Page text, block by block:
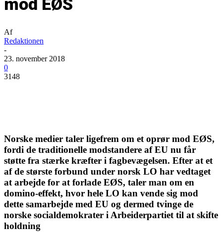
mod EØS
Af
Redaktionen
-
23. november 2018
0
3148
Norske medier taler ligefrem om et oprør mod EØS,
fordi de traditionelle modstandere af EU nu får
støtte fra stærke kræfter i fagbevægelsen. Efter at et
af de største forbund under norsk LO har vedtaget
at arbejde for at forlade EØS, taler man om en
domino-effekt, hvor hele LO kan vende sig mod
dette samarbejde med EU og dermed tvinge de
norske socialdemokrater i Arbeiderpartiet til at skifte
holdning